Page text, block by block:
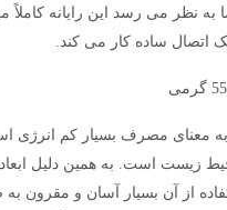
نظر می رسد این رایانه کاملاً
اتصال ساده کار می کند.
به معنای مصرف بسیار کم انرژی
زیست است. به همین دلیل ابعاد
از آن بسیار آسان و مقرون